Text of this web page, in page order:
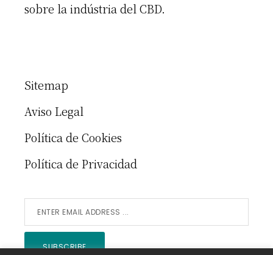
sobre la indústria del CBD.
Sitemap
Aviso Legal
Política de Cookies
Política de Privacidad